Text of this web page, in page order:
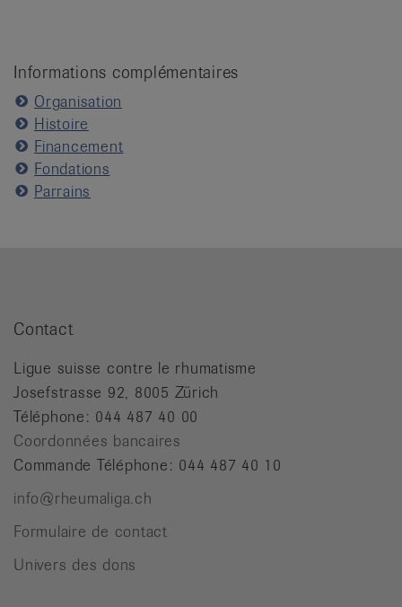
Informations complémentaires
Organisation
Histoire
Financement
Fondations
Parrains
Contact
Ligue suisse contre le rhumatisme
Josefstrasse 92, 8005 Zürich
Téléphone: 044 487 40 00
Coordonnées bancaires
Commande Téléphone: 044 487 40 10
info@rheumaliga.ch
Formulaire de contact
Univers des dons